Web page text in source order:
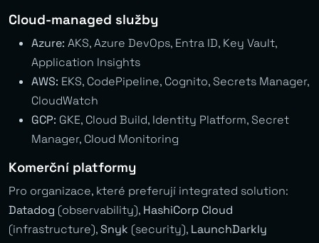
Cloud-managed služby
Azure: AKS, Azure DevOps, Entra ID, Key Vault,
Application Insights
AWS: EKS, CodePipeline, Cognito, Secrets Manager,
CloudWatch
GCP: GKE, Cloud Build, Identity Platform, Secret
Manager, Cloud Monitoring
Komerční platformy
Pro organizace, které preferují integrated solution:
Datadog (observability), HashiCorp Cloud
(infrastructure),Snyk (security), LaunchDarkly